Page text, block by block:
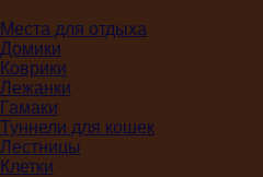
Места для отдыха
Домики
Коврики
Лежанки
Гамаки
Туннели для кошек
Лестницы
Клетки